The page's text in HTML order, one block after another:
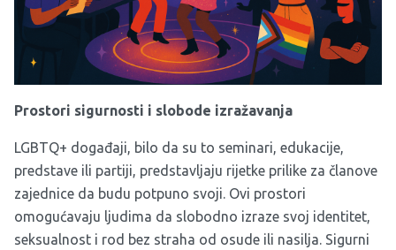
Prostori sigurnosti i slobode izražavanja
LGBTQ+ događaji, bilo da su to seminari, edukacije,
predstave ili partiji, predstavljaju rijetke prilike za članove
zajednice da budu potpuno svoji. Ovi prostori
omogućavaju ljudima da slobodno izraze svoj identitet,
seksualnost i rod bez straha od osude ili nasilja. Sigurni